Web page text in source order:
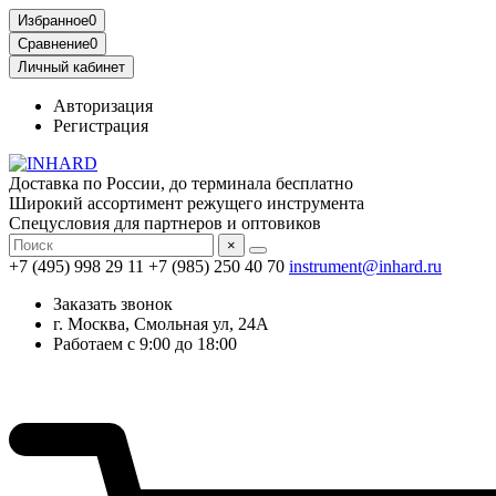
Избранное0
Сравнение0
Личный кабинет
Авторизация
Регистрация
Доставка по России, до терминала бесплатно
Широкий ассортимент режущего инструмента
Спецусловия для партнеров и оптовиков
×
+7 (495) 998 29 11 +7 (985) 250 40 70 instrument@inhard.ru
Заказать звонок
г. Москва, Смольная ул, 24А
Работаем с 9:00 до 18:00